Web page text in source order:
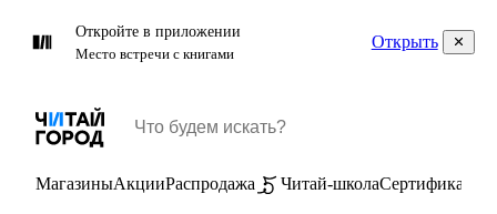
Откройте в приложении
Место встречи с книгами
Открыть
МагазиныАкцииРаспродажа Читай-школаСертификаты